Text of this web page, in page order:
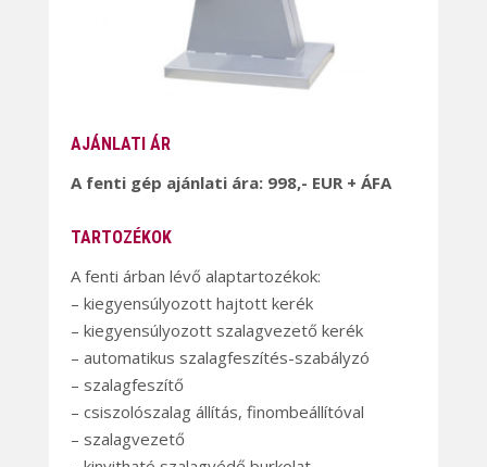
AJÁNLATI ÁR
A fenti gép ajánlati ára: 998,- EUR + ÁFA
TARTOZÉKOK
A fenti árban lévő alaptartozékok:
– kiegyensúlyozott hajtott kerék
– kiegyensúlyozott szalagvezető kerék
– automatikus szalagfeszítés-szabályzó
– szalagfeszítő
– csiszolószalag állítás, finombeállítóval
– szalagvezető